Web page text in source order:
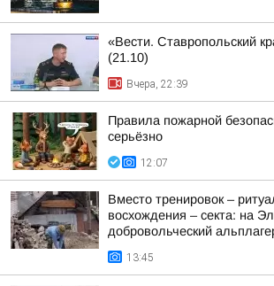
«Вести. Ставропольский
(21.10)
Вчера, 22:39
Правила пожарной
серьёзно
12:07
Вместо тренировок –
восхождения – секта: на
добровольческий
13:45